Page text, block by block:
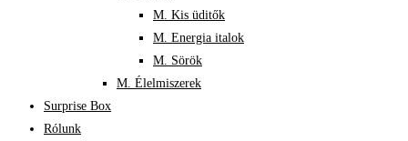
M. Kis üditők
M. Energia italok
M. Sörök
M. Élelmiszerek
Surprise Box
Rólunk